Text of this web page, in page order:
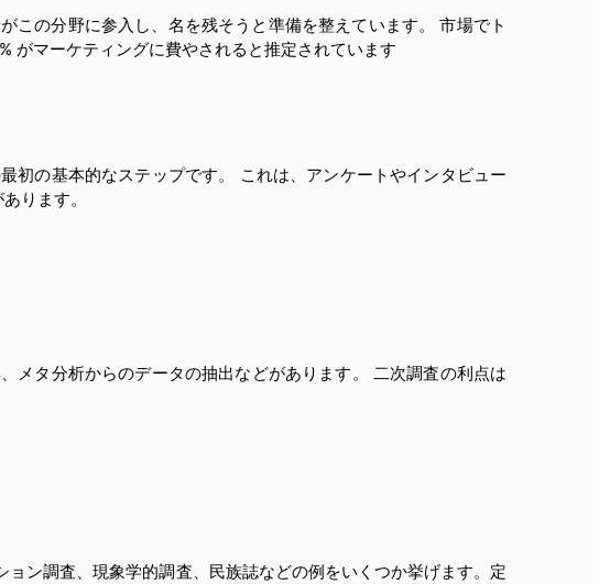
の分野に参入し、名を残そうと準備を整えています。 市場でト
がマーケティングに費やされると推定されています
初の基本的なステップです。 これは、アンケートやインタビュー
ります。
メタ分析からのデータの抽出などがあります。 二次調査の利点は
ン調査、現象学的調査、民族誌などの例をいくつか挙げます。定